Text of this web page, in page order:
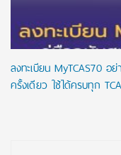
ลงทะเบียน MyTCAS70
ครั้งเดียว ใช้ได้ครบทุก